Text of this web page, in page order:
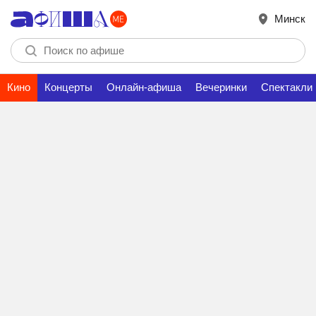
Минск
Кино Концерты Онлайн-афиша Вечеринки Спектакли